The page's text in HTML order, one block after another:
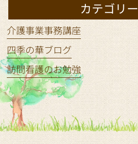
カテゴリー
介護事業事務講座
四季の華ブログ
訪問看護のお勉強